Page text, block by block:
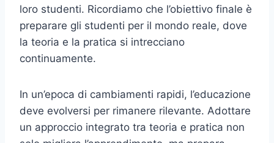
loro studenti. Ricordiamo che l’obiettivo finale è
preparare gli studenti per il mondo reale, dove
la teoria e la pratica si intrecciano
continuamente.
In un’epoca di cambiamenti rapidi, l’educazione
deve evolversi per rimanere rilevante. Adottare
un approccio integrato tra teoria e pratica non